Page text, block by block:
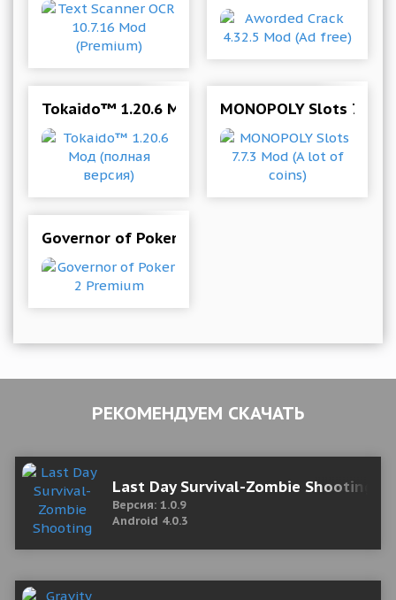
Tokaido™ 1.20.6 Мод (полная версия)
MONOPOLY Slots
Governor of Poker 2 Premium
РЕКОМЕНДУЕМ СКАЧАТЬ
Last Day Survival-Zombie Shooting
Версия: 1.0.9
Android 4.0.3